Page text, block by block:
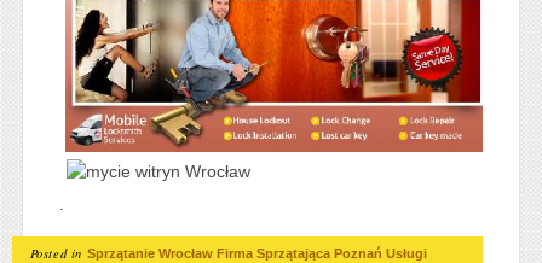
Posted in Sprzątanie Wrocław Firma Sprzątająca Poznań Usługi